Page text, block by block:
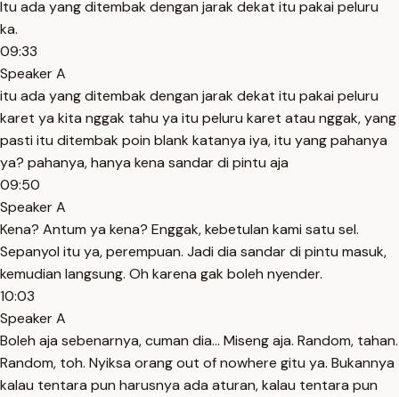
Itu ada yang ditembak dengan jarak dekat itu pakai peluru
ka.
09:33
Speaker A
itu ada yang ditembak dengan jarak dekat itu pakai peluru
karet ya kita nggak tahu ya itu peluru karet atau nggak, yang
pasti itu ditembak poin blank katanya iya, itu yang pahanya
ya? pahanya, hanya kena sandar di pintu aja
09:50
Speaker A
Kena? Antum ya kena? Enggak, kebetulan kami satu sel.
Sepanyol itu ya, perempuan. Jadi dia sandar di pintu masuk,
kemudian langsung. Oh karena gak boleh nyender.
10:03
Speaker A
Boleh aja sebenarnya, cuman dia... Miseng aja. Random, tahan.
Random, toh. Nyiksa orang out of nowhere gitu ya. Bukannya
kalau tentara pun harusnya ada aturan, kalau tentara pun